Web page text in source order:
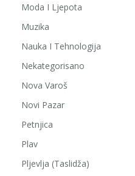
Moda I Ljepota
Muzika
Nauka I Tehnologija
Nekategorisano
Nova Varoš
Novi Pazar
Petnjica
Plav
Pljevlja (Taslidža)